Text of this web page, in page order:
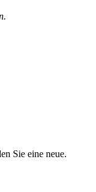
Sie eine neue.